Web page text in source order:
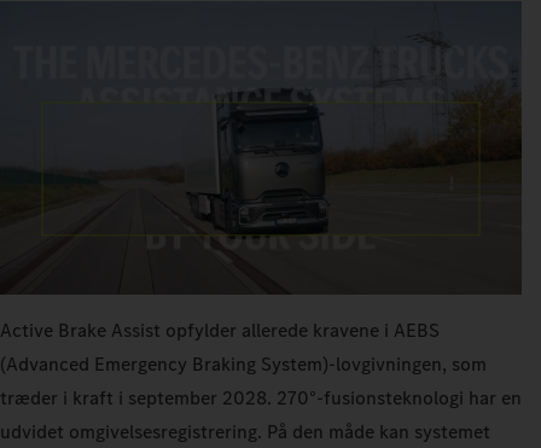
Active Brake Assist opfylder allerede kravene i AEBS
(Advanced Emergency Braking System)-lovgivningen, som
træder i kraft i september 2028. 270°-fusionsteknologi har en
udvidet omgivelsesregistrering. På den måde kan systemet